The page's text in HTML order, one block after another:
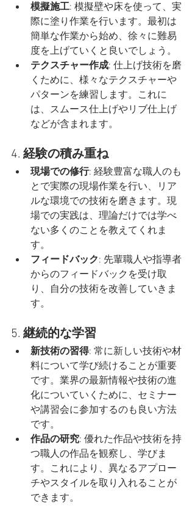
模擬施工: 模擬壁や床を使って、実
際に塗り作業を行います。最初は
簡単な作業から始め、徐々に難易
度を上げていくと良いでしょう。
テクスチャー作成: 仕上げ技術を磨
くために、様々なテクスチャーや
パターンを練習します。これに
は、スムース仕上げやリブ仕上げ
などが含まれます。
4. 経験の積み重ね
現場での修行: 経験豊富な職人のも
とで実際の現場作業を行い、リア
ルな環境での技術を磨きます。現
場での実践は、理論だけでは学べ
ない多くのことを教えてくれま
す。
フィードバック: 先輩職人や指導者
からのフィードバックを受け取
り、自分の技術を改善していきま
す。
5. 継続的な学習
新技術の習得: 常に新しい技術や材
料について学び続けることが重要
です。業界の最新情報や技術の進
化についていくために、セミナー
や講習会に参加するのも良い方法
です。
作品の研究: 優れた作品や技術を持
つ職人の作品を観察し、学びま
す。これにより、異なるアプロー
チやスタイルを取り入れることが
できます。